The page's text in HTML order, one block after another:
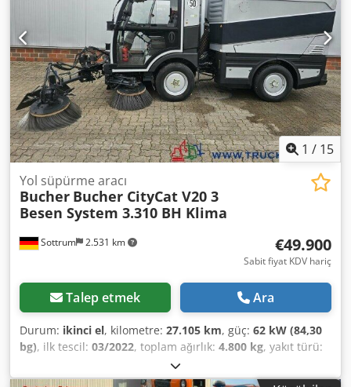
1 / 15
Sottrum 2.531 km
Yol süpürme aracı
Bucher Bucher CityCat V20 3
Besen System 3.310 BH Klima
€49.900
Sabit fiyat KDV hariç
Talep etmek Ara
Durum: ikinci el, kilometre: 27.105 km, güç: 62 kW (84,30
bg), ilk tescil: 03/2022, toplam ağırlık: 4.800 kg, yakıt türü:
, dingil konfigürasyonu:
ağırlığı:1.850 kg, boş ağırlık:2.950 kg, bir sonraki